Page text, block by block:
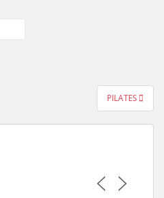
PILATES